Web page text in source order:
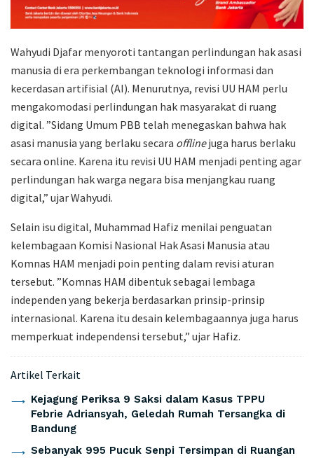
Wahyudi Djafar menyoroti tantangan perlindungan hak asasi
manusia di era perkembangan teknologi informasi dan
kecerdasan artifisial (AI). Menurutnya, revisi UU HAM perlu
mengakomodasi perlindungan hak masyarakat di ruang
digital. ”Sidang Umum PBB telah menegaskan bahwa hak
asasi manusia yang berlaku secara offlinejuga harus berlaku
secara online. Karena itu revisi UU HAM menjadi penting agar
perlindungan hak warga negara bisa menjangkau ruang
digital,” ujar Wahyudi.
Selain isu digital, Muhammad Hafiz menilai penguatan
kelembagaan Komisi Nasional Hak Asasi Manusia atau
Komnas HAM menjadi poin penting dalam revisi aturan
tersebut. ”Komnas HAM dibentuk sebagai lembaga
independen yang bekerja berdasarkan prinsip-prinsip
internasional. Karena itu desain kelembagaannya juga harus
memperkuat independensi tersebut,” ujar Hafiz.
Artikel Terkait
Kejagung Periksa 9 Saksi dalam Kasus TPPU
Febrie Adriansyah, Geledah Rumah Tersangka di
Bandung
Sebanyak 995 Pucuk Senpi Tersimpan di Ruangan